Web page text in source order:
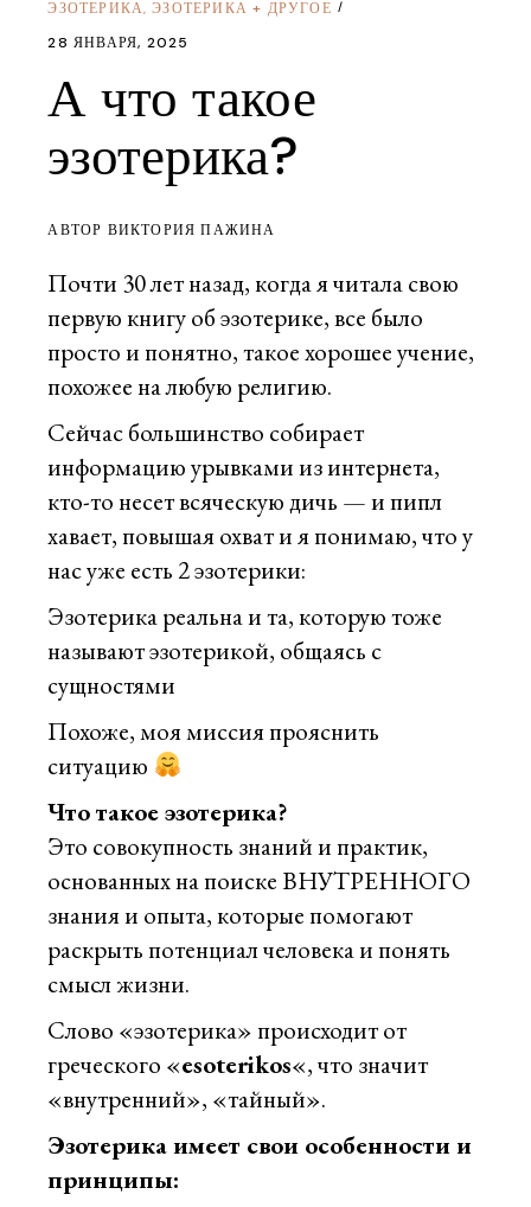
ЭЗОТЕРИКА ,ЭЗОТЕРИКА + ДРУГОЕ
28 ЯНВАРЯ, 2025
А что такое
эзотерика?
АВТОР ВИКТОРИЯ ПАЖИНА
Почти 30 лет назад, когда я читала свою
первую книгу об эзотерике, все было
просто и понятно, такое хорошее учение,
похожее на любую религию.
Сейчас большинство собирает
информацию урывками из интернета,
кто-то несет всяческую дичь — и пипл
хавает, повышая охват и я понимаю, что у
нас уже есть 2 эзотерики:
Эзотерика реальна и та, которую тоже
называют эзотерикой, общаясь с
сущностями
Похоже, моя миссия прояснить
ситуацию
Что такое эзотерика?
Это совокупность знаний и практик,
основанных на поиске ВНУТРЕННОГО
знания и опыта, которые помогают
раскрыть потенциал человека и понять
смысл жизни.
Слово «эзотерика» происходит от
греческого «esoterikos«, что значит
«внутренний», «тайный».
Эзотерика имеет свои особенности и
принципы: